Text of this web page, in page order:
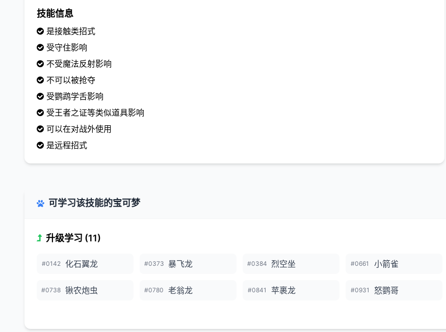
技能信息
是接触类招式
受守住影响
不受魔法反射影响
不可以被抢夺
受鹦鹉学舌影响
受王者之证等类似道具影响
可以在对战外使用
是远程招式
可学习该技能的宝可梦
升级学习 (11)
#0142 化石翼龙 #0373 暴飞龙 #0384 烈空坐 #0661 小箭雀
#0738 锹农炮虫 #0780 老翁龙 #0841 苹裹龙 #0931 怒鹦哥